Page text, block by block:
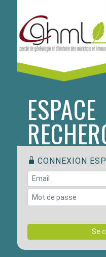
ESPACE
CONNEXION
Se